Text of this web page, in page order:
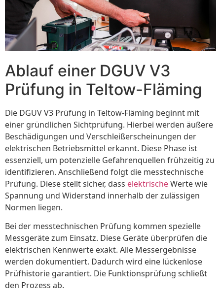
Ablauf einer DGUV V3
Prüfung in Teltow-Fläming
Die DGUV V3 Prüfung in Teltow-Fläming beginnt mit
einer gründlichen Sichtprüfung. Hierbei werden äußere
Beschädigungen und Verschleißerscheinungen der
elektrischen Betriebsmittel erkannt. Diese Phase ist
essenziell, um potenzielle Gefahrenquellen frühzeitig zu
identifizieren. Anschließend folgt die messtechnische
Prüfung. Diese stellt sicher, dass elektrischeWerte wie
Spannung und Widerstand innerhalb der zulässigen
Normen liegen.
Bei der messtechnischen Prüfung kommen spezielle
Messgeräte zum Einsatz. Diese Geräte überprüfen die
elektrischen Kennwerte exakt. Alle Messergebnisse
werden dokumentiert. Dadurch wird eine lückenlose
Prüfhistorie garantiert. Die Funktionsprüfung schließt
den Prozess ab.